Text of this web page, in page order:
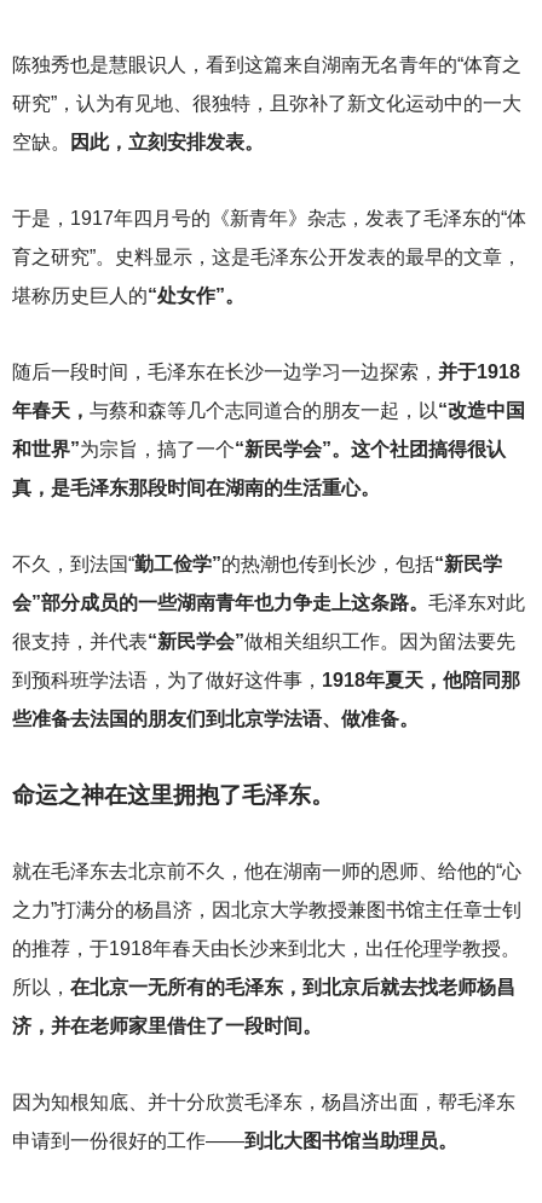
陈独秀也是慧眼识人，看到这篇来自湖南无名青年的“体育之
研究”，认为有见地、很独特，且弥补了新文化运动中的一大
空缺。
因此，立刻安排发表。
于是，1917年四月号的《新青年》杂志，发表了毛泽东的“体
育之研究”。史料显示，这是毛泽东公开发表的最早的文章，
堪称历史巨人的“处女作”。
随后一段时间，毛泽东在长沙一边学习一边探索， 并于1918
年春天， 与蔡和森等几个志同道合的朋友一起，以“改造中国
和世界”为宗旨，搞了一个“新民学会”。这个社团搞得很认
真，是毛泽东那段时间在湖南的生活重心。
不久，到法国“勤工俭学”的热潮也传到长沙，包括“新民学
会”部分成员的一些湖南青年也力争走上这条路。 毛泽东对此
很支持，并代表“新民学会”做相关组织工作。因为留法要先
到预科班学法语，为了做好这件事， 1918年夏天，他陪同那
些准备去法国的朋友们到北京学法语、做准备。
命运之神在这里拥抱了毛泽东。
就在毛泽东去北京前不久，他在湖南一师的恩师、给他的“心
之力”打满分的杨昌济，因北京大学教授兼图书馆主任章士钊
的推荐，于1918年春天由长沙来到北大，出任伦理学教授。
所以， 在北京一无所有的毛泽东，到北京后就去找老师杨昌
济，并在老师家里借住了一段时间。
因为知根知底、并十分欣赏毛泽东，杨昌济出面，帮毛泽东
申请到一份很好的工作——到北大图书馆当助理员。